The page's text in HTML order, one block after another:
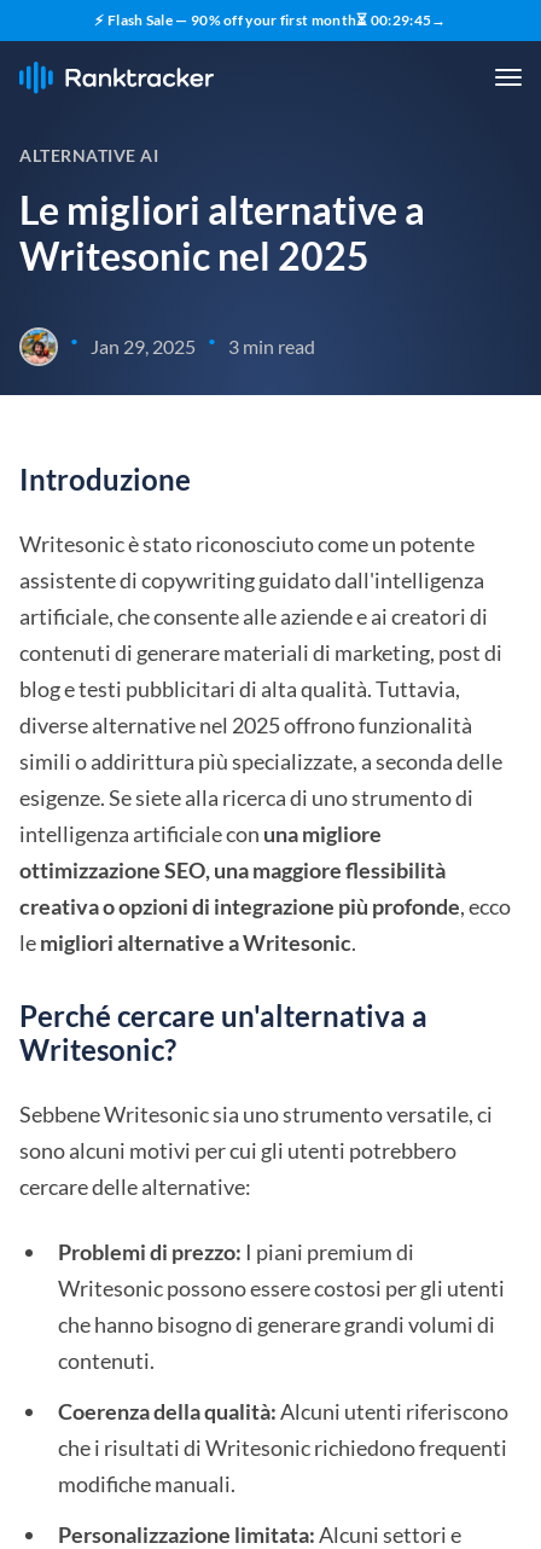
⚡ Flash Sale — 90% off your first month⏳ 00:29:44→
ALTERNATIVE AI
Le migliori alternative a
Writesonic nel 2025
• Jan 29, 2025 • 3 min read
Introduzione
Writesonic è stato riconosciuto come un potente
assistente di copywriting guidato dall'intelligenza
artificiale, che consente alle aziende e ai creatori di
contenuti di generare materiali di marketing, post di
blog e testi pubblicitari di alta qualità. Tuttavia,
diverse alternative nel 2025 offrono funzionalità
simili o addirittura più specializzate, a seconda delle
esigenze. Se siete alla ricerca di uno strumento di
intelligenza artificiale con una migliore
ottimizzazione SEO, una maggiore flessibilità
creativa o opzioni di integrazione più profonde, ecco
lemigliori alternative a Writesonic.
Perché cercare un'alternativa a
Writesonic?
Sebbene Writesonic sia uno strumento versatile, ci
sono alcuni motivi per cui gli utenti potrebbero
cercare delle alternative:
Problemi di prezzo: I piani premium di
Writesonic possono essere costosi per gli utenti
che hanno bisogno di generare grandi volumi di
contenuti.
Coerenza della qualità:Alcuni utenti riferiscono
che i risultati di Writesonic richiedono frequenti
modifiche manuali.
Personalizzazione limitata:Alcuni settori e